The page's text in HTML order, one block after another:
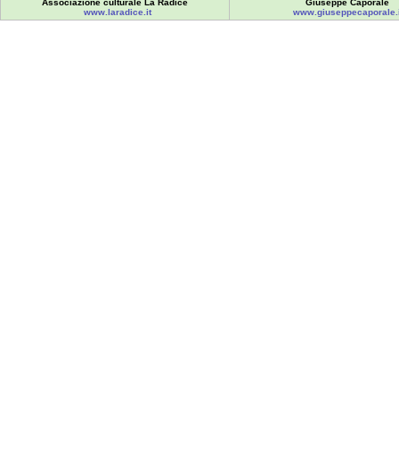
Associazione culturale La Radice
www.laradice.it
Giuseppe Caporale